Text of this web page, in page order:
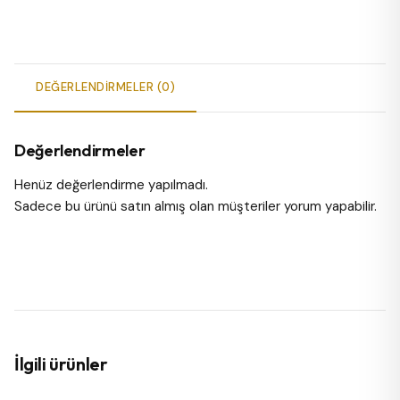
DEĞERLENDIRMELER (0)
Değerlendirmeler
Henüz değerlendirme yapılmadı.
Sadece bu ürünü satın almış olan müşteriler yorum yapabilir.
İlgili ürünler